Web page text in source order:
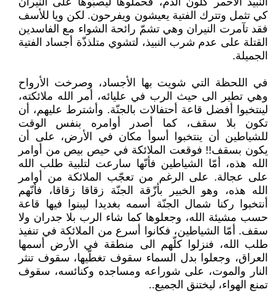
كي تثمل وتترك الفتية يعيشون ويفرحون. لكن ويا للأسف
فقد تآمرت النيران وهي تشمّ رائحة الشواء مع الفاسدين
القتلة على عدم شرب النبيذ، لتشوي متلذذّة أجساد الفتية
الجميلة.
في اللحظة التي شويت بها الأجساد، وصرخت الأرواح
وهي تطير الى حيث الرب في عليائه، أمر الله ملائكته،
لينتخبوا أفضل قاعة أحتفالات بالجنّة. وأشترط عليهم، أن
تكون بلا سقف، كما أصدر أوامره بنفس الوقت
للشياطين أن ينتخبوا أسوأ مكان في الأرض، على أن
يكون بسقف!! فوقعت الملائكة في حيص بيص من أوامر
الله هذه، أمّا الشياطين فأنّها سارعت لتلبية طلب الله
على عجالة. على الرغم من تعجّب الملائكة من أوامر
الله هذه، وهو الخبير بأزّقة الجنّة زقاقا زقاقا، فأنّهم
أنتخبوا ركنا شمال الجنّة أسمه بغديدا ليبنوا فيها قاعة
حسب مشيئة الله، وجعلوها كما شاء الرب بلا جدران ولا
سقف. أمّا الشياطين، فكانوا أسرع من الملائكة في تنفيذ
طلب الله، فنزلوا كلّهم الى منطقة في الأرض أسمها
العراق، وجعلوا بدل السماء سقوف تغطّيها، سقوف تنثر
النار والموت، على شوراعه ومساجده وكنائسه، سقوف
تمنع الهواء، ليختنق الجميع..